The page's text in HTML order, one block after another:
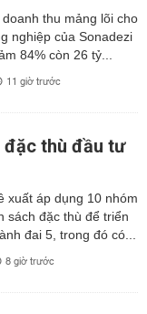
thu mảng lõi cho
nghiệp của Sonadezi
84% còn 26 tỷ...
11 giờ trước
đặc thù đầu tư
xuất áp dụng 10 nhóm
sách đặc thù để triển
đai 5, trong đó có...
8 giờ trước